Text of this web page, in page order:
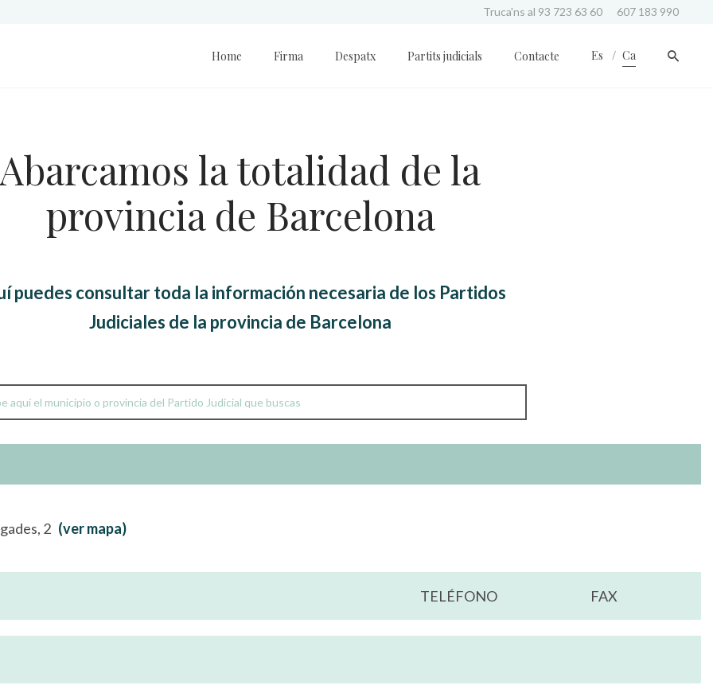
Truca'ns al 93 723 63 60 607 183 990
Home Firma Despatx Partits judicials Contacte Es Ca
Abarcamos la totalidad de la
provincia de Barcelona
puedes consultar toda la información necesaria de los Partidos
Judiciales de la provincia de Barcelona
2 (ver mapa)
TELÉFONO FAX